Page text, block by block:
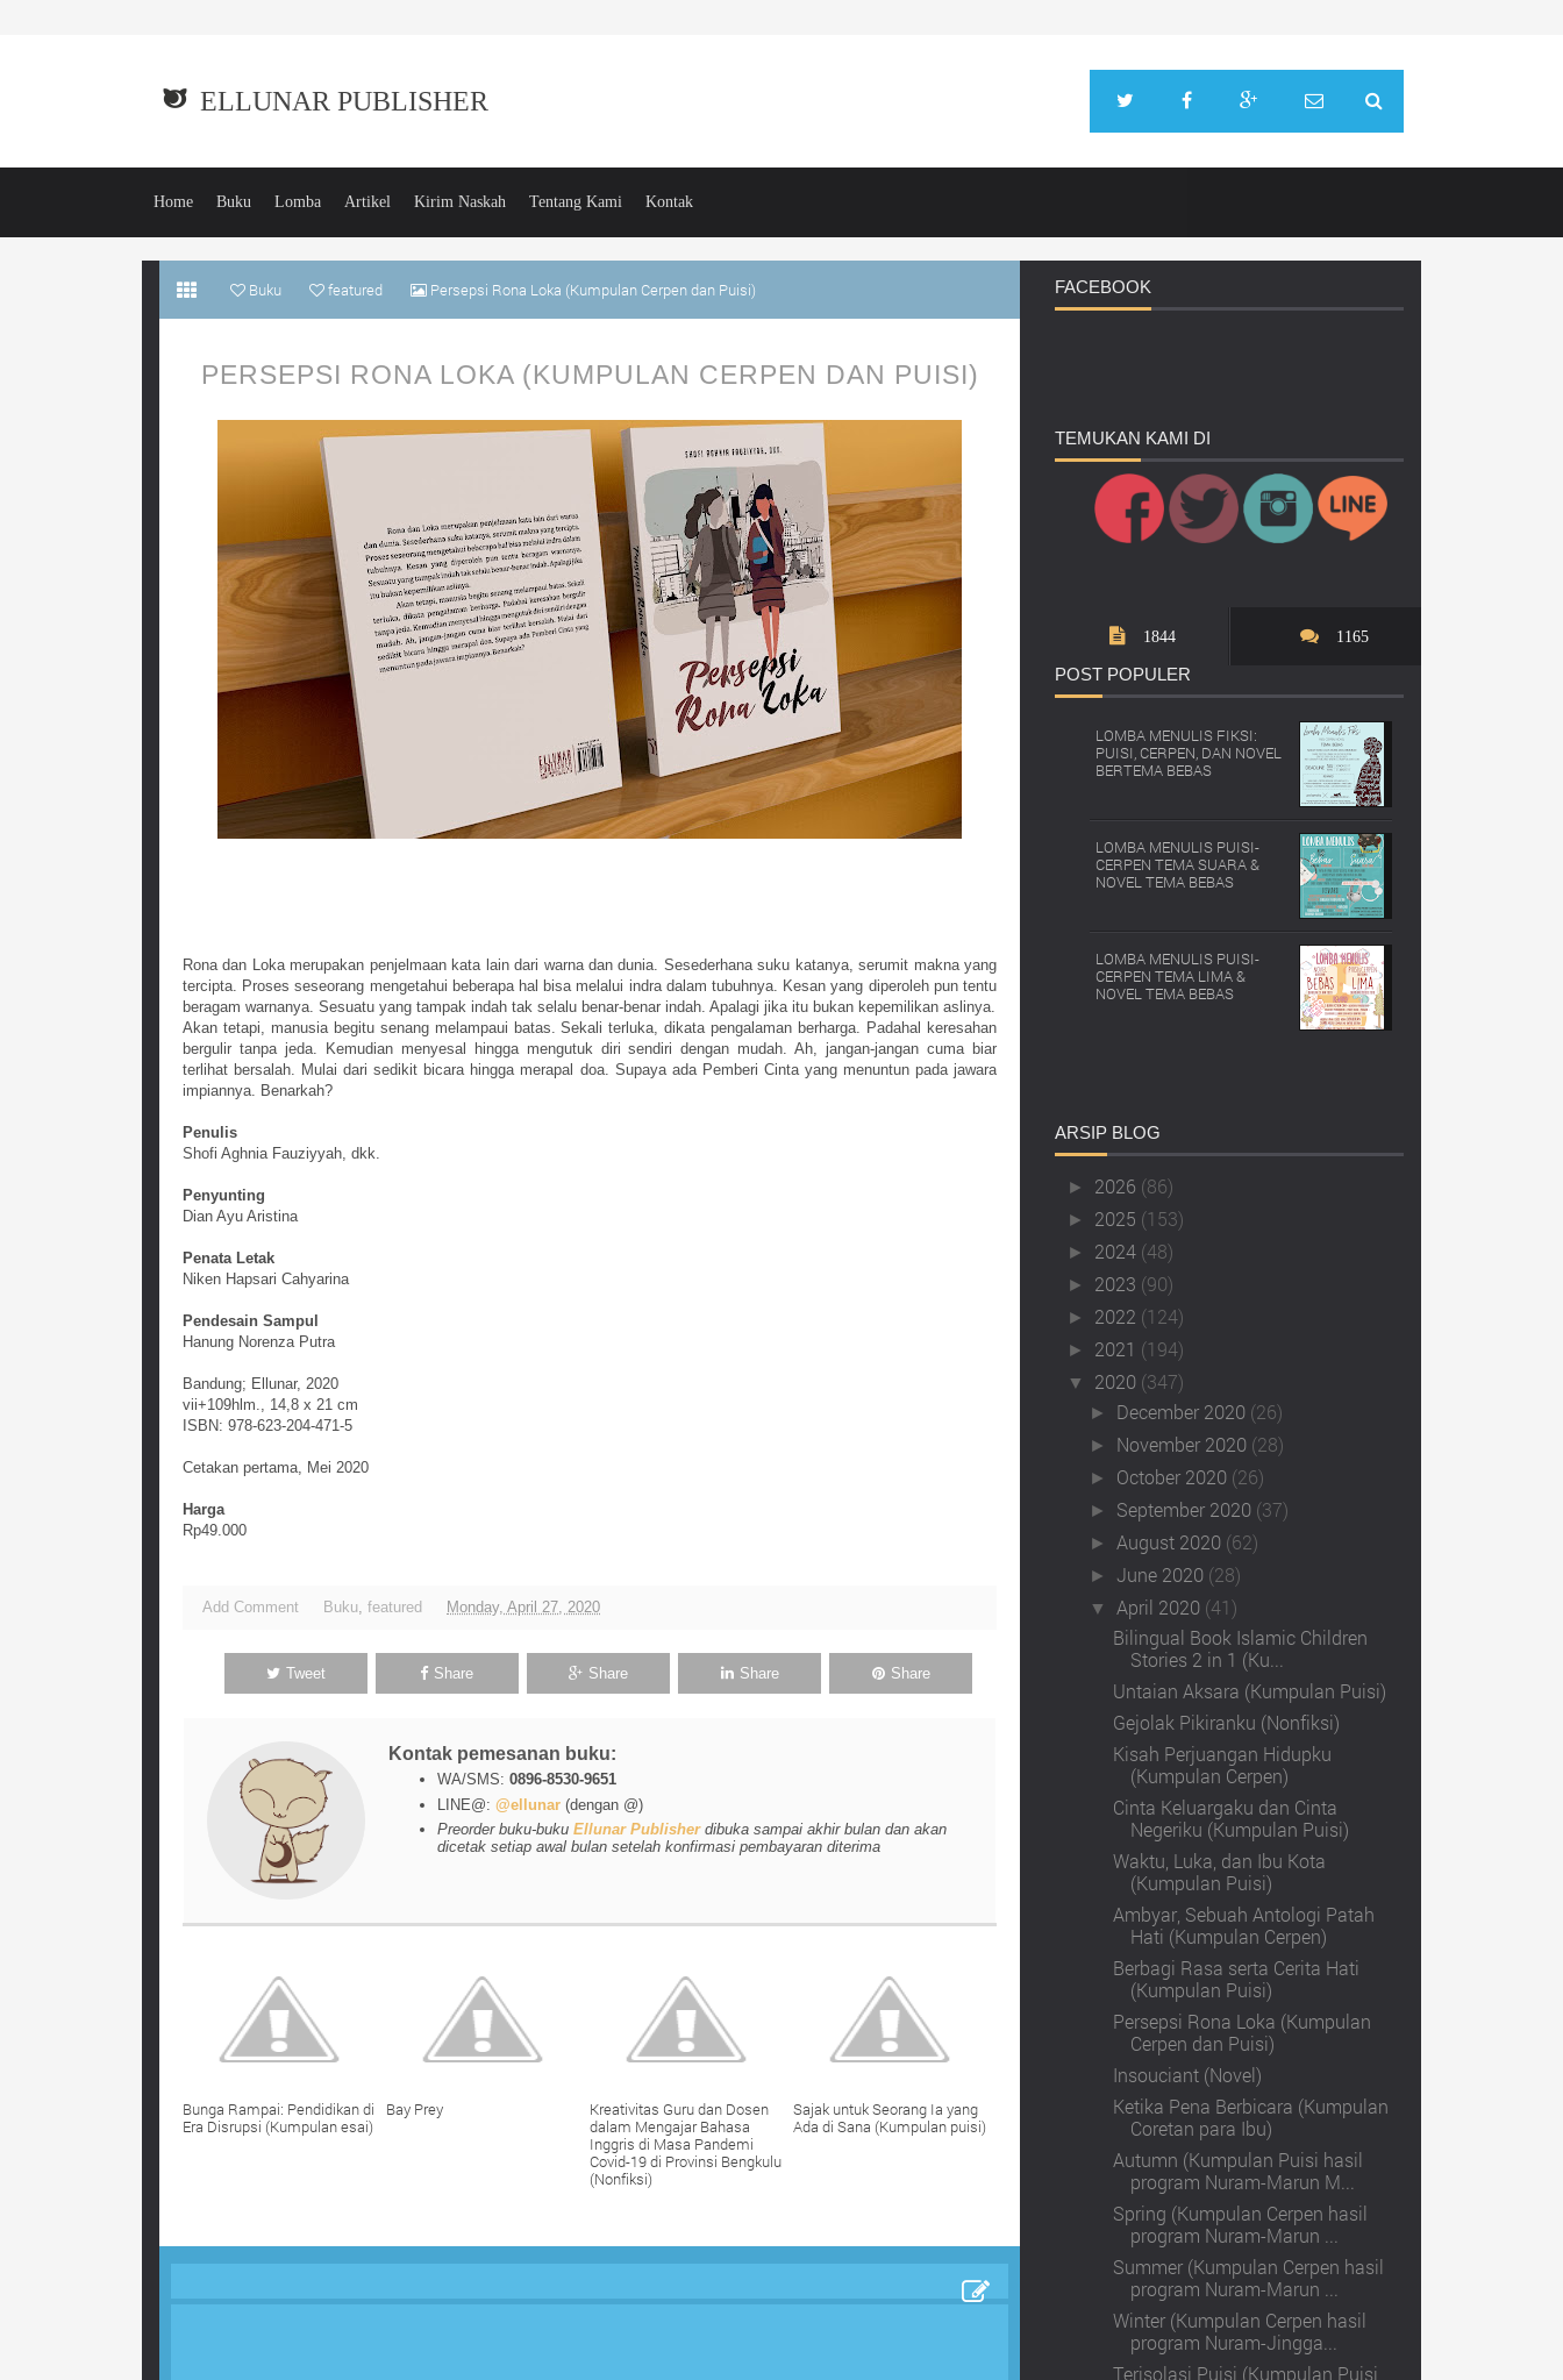
ELLUNAR PUBLISHER
Home Buku Lomba Artikel Kirim Naskah Tentang Kami Kontak
Buku featured Persepsi Rona Loka (Kumpulan Cerpen dan Puisi)
PERSEPSI RONA LOKA (KUMPULAN CERPEN DAN PUISI)
Rona dan Loka merupakan penjelmaan kata lain dari warna dan dunia. Sesederhana suku katanya, serumit makna yang
tercipta. Proses seseorang mengetahui beberapa hal bisa melalui indra dalam tubuhnya. Kesan yang diperoleh pun tentu
beragam warnanya. Sesuatu yang tampak indah tak selalu benar-benar indah. Apalagi jika itu bukan kepemilikan aslinya.
Akan tetapi, manusia begitu senang melampaui batas. Sekali terluka, dikata pengalaman berharga. Padahal keresahan
bergulir tanpa jeda. Kemudian menyesal hingga mengutuk diri sendiri dengan mudah. Ah, jangan-jangan cuma biar
terlihat bersalah. Mulai dari sedikit bicara hingga merapal doa. Supaya ada Pemberi Cinta yang menuntun pada jawara
impiannya. Benarkah?
Penulis
Shofi Aghnia Fauziyyah, dkk.
Penyunting
Dian Ayu Aristina
Penata Letak
Niken Hapsari Cahyarina
Pendesain Sampul
Hanung Norenza Putra
Bandung; Ellunar, 2020
vii+109hlm., 14,8 x 21 cm
ISBN: 978-623-204-471-5
Cetakan pertama, Mei 2020
Harga
Rp49.000
Add Comment Buku, featured Monday, April 27, 2020
Tweet Share Share Share Share
Kontak pemesanan buku:
WA/SMS:0896-8530-9651
LINE@:@ellunar (dengan @)
Preorder buku-bukuEllunar Publisherdibuka sampai akhir bulan dan akan
dicetak setiap awal bulan setelah konfirmasi pembayaran diterima
Bunga Rampai: Pendidikan di
Era Disrupsi (Kumpulan esai)
Bay Prey
Kreativitas Guru dan Dosen
dalam Mengajar Bahasa
Inggris di Masa Pandemi
Covid-19 di Provinsi Bengkulu
(Nonfiksi)
Sajak untuk Seorang Ia yang
Ada di Sana (Kumpulan puisi)
FACEBOOK
TEMUKAN KAMI DI
1844 1165
POST POPULER
LOMBA MENULIS FIKSI:
PUISI, CERPEN, DAN NOVEL
BERTEMA BEBAS
LOMBA MENULIS PUISI-
CERPEN TEMA SUARA &
NOVEL TEMA BEBAS
LOMBA MENULIS PUISI-
CERPEN TEMA LIMA &
NOVEL TEMA BEBAS
ARSIP BLOG
► 2026 (86)
► 2025 (153)
► 2024 (48)
► 2023 (90)
► 2022 (124)
► 2021 (194)
▼ 2020 (347)
► December 2020 (26)
► November 2020 (28)
► October 2020 (26)
► September 2020 (37)
► August 2020 (62)
►June 2020 (28)
▼ April 2020 (41)
Bilingual Book Islamic Children
Stories 2 in 1 (Ku...
Untaian Aksara (Kumpulan Puisi)
Gejolak Pikiranku (Nonfiksi)
Kisah Perjuangan Hidupku
(Kumpulan Cerpen)
Cinta Keluargaku dan Cinta
Negeriku (Kumpulan Puisi)
Waktu, Luka, dan Ibu Kota
(Kumpulan Puisi)
Ambyar, Sebuah Antologi Patah
Hati (Kumpulan Cerpen)
Berbagi Rasa serta Cerita Hati
(Kumpulan Puisi)
Persepsi Rona Loka (Kumpulan
Cerpen dan Puisi)
Insouciant (Novel)
Ketika Pena Berbicara (Kumpulan
Coretan para Ibu)
Autumn (Kumpulan Puisi hasil
program Nuram-Marun M...
Spring (Kumpulan Cerpen hasil
program Nuram-Marun ...
Summer (Kumpulan Cerpen hasil
program Nuram-Marun ...
Winter (Kumpulan Cerpen hasil
program Nuram-Jingga...
Terisolasi Puisi (Kumpulan Puisi